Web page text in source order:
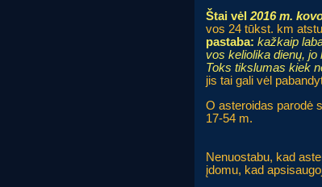
Štai vėl 2016 m.
vos 24 tūkst. km
pastaba: kažkaip
vos keliolika dienų,
Toks tikslumas kiek
jis tai gali vėl
O asteroidas parodė
17-54 m.
Nenuostabu, kad
įdomu, kad